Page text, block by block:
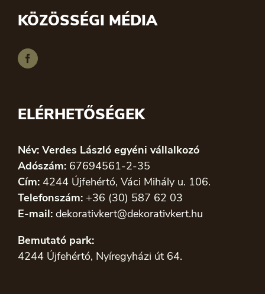
KÖZÖSSÉGI MÉDIA
ELÉRHETŐSÉGEK
Név: Verdes László egyéni vállalkozó
Adószám: 67694561-2-35
Cím: 4244 Újfehértó, Váci Mihály u. 106.
Telefonszám: +36 (30) 587 62 03
E-mail: dekorativkert@dekorativkert.hu
Bemutató park:
4244 Újfehértó, Nyíregyházi út 64.